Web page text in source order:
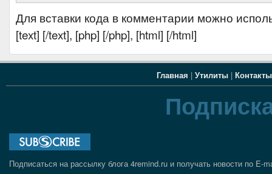
Для вставки кода в комментарии можно
[text] [/text], [php] [/php], [html] [/html]
Главная | Утилиты | Контакты
Подписаться на рассылку блога 4remind.ru и получать новости по E-